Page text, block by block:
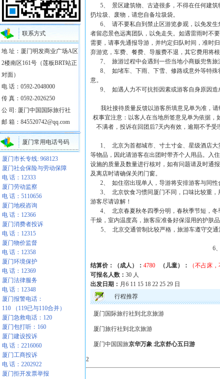
联系方式
地 址：厦门明发商业广场A区
2楼南区161号（莲板BRT站正
对面）
电 话：0592-2048000
传 真：0592-2026250
公 司: 厦门中国国际旅行社
邮 箱：845520742@qq.com
厦门常用电话号码
厦门市长专线: 968123
厦门社会保险与劳动保障
电 话：12333
厦门劳动监察
电 话：5110656
厦门地税咨询
电 话：12366
厦门消费者投诉
电 话：12315
厦门物价监督
电 话：12358
厦门环境保护
电 话：12369
厦门法律服务
电 话：12348
厦门报警电话：
110 （119已与110合并）
厦门急救电话：120
厦门包打听：160
厦门建设投诉
电 话：2216060
厦门工商投诉
电 话：2202922
厦门拒开发票举报
5、 景区建筑物、古迹很多，不得在任何建
扔垃圾、废物，请您自备垃圾袋。
6、 请不要私自到禁止区游览参观，以免发
者留恋景色远离团队，以免走失。如遇雷雨时不
需要，请事先通报导游，并约定归队时间，准时
弃游览，车费、餐费、导服费不退，其它费用将
7、 旅游过程中会遇到一些当地小商贩兜售
8、 如堵车、下雨、下雪、修路或意外等特
意。
9、 如遇人力不可抗拒因素或游客自身原因
我社接待质量反馈以游客所填意见单为准，
权事宜注意：以客人在当地所签意见单为依据
不满者，投诉在回团后7天内有效，逾期不予
1、 北京为首都城市、寸土寸金、星级酒店
等物品，因此请游客在出团时带齐个人用品。入
设施的质量及数量进行核对，如有问题请及时通
及离店时请确保关闭门窗。
2、 如住宿出现单人，导游将安排游客与同
3、 北京饮食习惯同厦门不同，口味比较重
游客尽请谅解！
4、 北京春夏秋冬四季分明，春秋季节短，
干燥，室内温度高，旅客应准备好保湿用的护肤
5、 北京交通管制比较严格，旅游车遵守交
6
结算价：（成人）： 4780 （儿童）：
（不占床
可报名人数： 30 人
出发日期： 月6 11 15 18 22 25 29 日
行程推荐
厦门国际旅行社到北京旅游
厦门旅行社到北京旅游
厦门中国国旅京华万象 北京舒心五日游
2